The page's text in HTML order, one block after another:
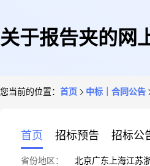
关于报告夹的网
您当前的位置： 首页 中标｜合同公告
首页 招标预告 招标公
省份地区： 北京广东 上海江苏